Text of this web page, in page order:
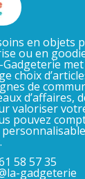
en objets
ou en
choix
de
d’affaires,
valoriser
pouvez
58 57 35
gadgeterie